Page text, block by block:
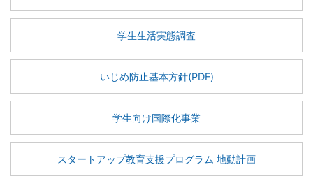
学生生活実態調査
いじめ防止基本方針(PDF)
学生向け国際化事業
スタートアップ教育支援プログラム 地動計画